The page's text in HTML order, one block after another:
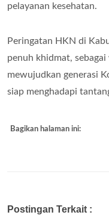
pelayanan kesehatan.
Peringatan HKN di
penuh khidmat,
mewujudkan generasi
siap menghadapi
Bagikan halaman ini:
Postingan Terkait :